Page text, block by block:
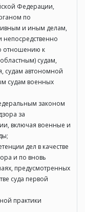
Федерации,
по
и иным делам,
отношению к
судам,
судам автономной
судам военных
законом
за
включая военные и
дел в качестве
и по вновь
предусмотренных
суда первой
практики